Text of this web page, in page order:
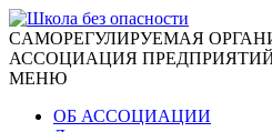
CАМОРЕГУЛИРУЕМАЯ
АССОЦИАЦИЯ
МЕНЮ
ОБ АССОЦИАЦИИ